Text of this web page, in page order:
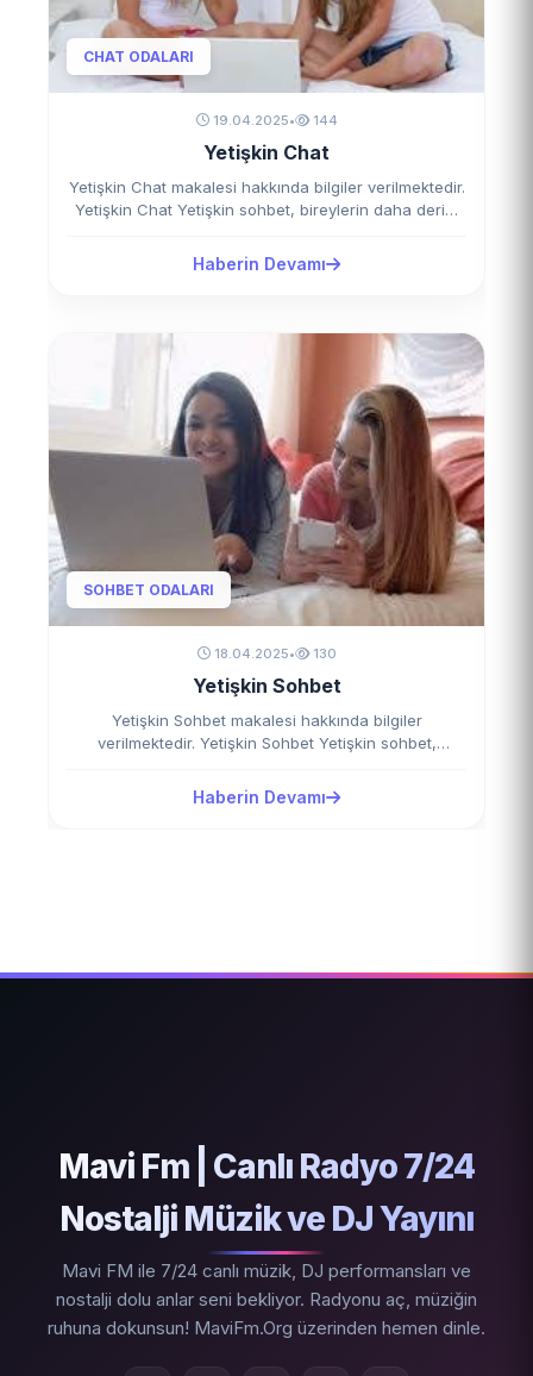
CHAT ODALARI
19.04.2025• 144
Yetişkin Chat
Yetişkin Chat makalesi hakkında bilgiler verilmektedir.
Yetişkin Chat Yetişkin sohbet, bireylerin daha derin,
Haberin Devamı
SOHBET ODALARI
18.04.2025• 130
Yetişkin Sohbet
Yetişkin Sohbet makalesi hakkında bilgiler
verilmektedir. Yetişkin Sohbet Yetişkin sohbet,
Haberin Devamı
Mavi Fm | Canlı Radyo 7/24
Nostalji Müzik ve DJ Yayını
Mavi FM ile 7/24 canlı müzik, DJ performansları ve
nostalji dolu anlar seni bekliyor. Radyonu aç, müziğin
ruhuna dokunsun! MaviFm.Org üzerinden hemen dinle.